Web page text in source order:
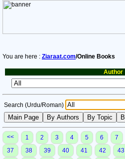
You are here : Ziaraat.com/Online Books
Author
Search (Urdu/Roman)
<< 1 2 3 4 5 6 7
37
38 39 40 41 42 43